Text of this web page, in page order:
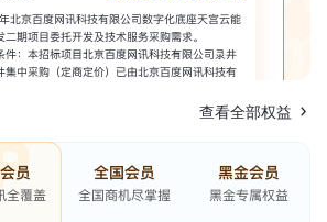
查看全部权益